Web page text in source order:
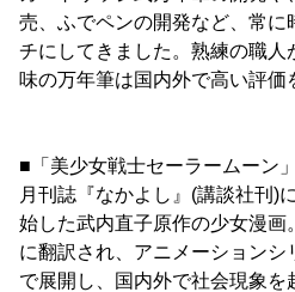
売、ふでペンの開発など、常に
チにしてきました。熟練の職人
味の万年筆は国内外で高い評価
■「美少女戦士セーラームーン
月刊誌『なかよし』(講談社刊)
始した武内直子原作の少女漫画
に翻訳され、アニメーションシ
で展開し、国内外で社会現象を